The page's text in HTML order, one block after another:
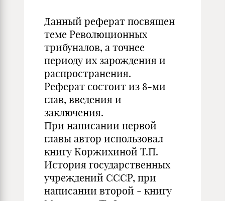
Данный реферат посвящен
теме Революционных
трибуналов, а точнее
периоду их зарождения и
распространения.
Реферат состоит из 8-ми
глав, введения и
заключения.
При написании первой
главы автор использовал
книгу Коржихиной Т.П.
История государственных
учреждений СССР, при
написании второй - книгу